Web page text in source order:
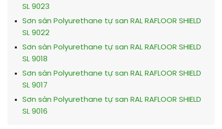
SL 9023
Sơn sàn Polyurethane tự san RAL RAFLOOR SHIELD
SL 9022
Sơn sàn Polyurethane tự san RAL RAFLOOR SHIELD
SL 9018
Sơn sàn Polyurethane tự san RAL RAFLOOR SHIELD
SL 9017
Sơn sàn Polyurethane tự san RAL RAFLOOR SHIELD
SL 9016